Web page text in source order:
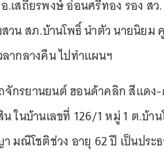
.เสถียรพงษ์ อ่อนศรีทอง รอง สว.
น สภ.บ้านโพธิ์ นำตัว นายนิยม
ากลางคืน ไปทำแผนฯ
กรยานยนต์ ฮอนด้าคลิก สีแดง
ในบ้านเลขที่ 126/1 หมู่ 1 ต.บ้า
มณีโชติช่วง อายุ 62 ปี เป็นประ